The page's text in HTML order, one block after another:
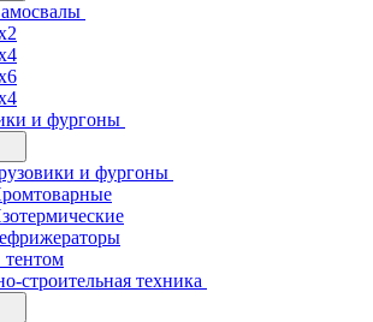
и фургоны
и фургоны
строительная техника